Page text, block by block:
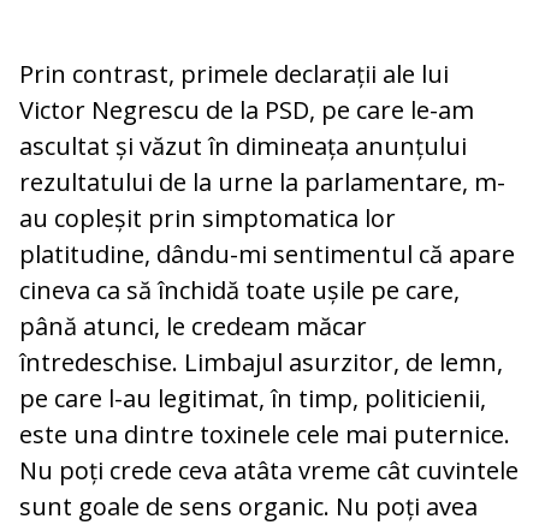
Prin contrast, primele declarații ale lui
Victor Negrescu de la PSD, pe care le-am
ascultat și văzut în dimineața anunțului
rezultatului de la urne la parlamentare, m-
au copleșit prin simptomatica lor
platitudine, dându-mi sentimentul că apare
cineva ca să închidă toate ușile pe care,
până atunci, le credeam măcar
întredeschise. Limbajul asurzitor, de lemn,
pe care l-au legitimat, în timp, politicienii,
este una dintre toxinele cele mai puternice.
Nu poți crede ceva atâta vreme cât cuvintele
sunt goale de sens organic. Nu poți avea